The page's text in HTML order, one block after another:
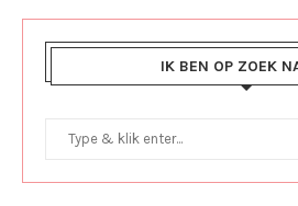
IK BEN OP ZOEK